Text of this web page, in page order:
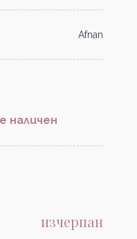
Afnan
наличен
изчерпан